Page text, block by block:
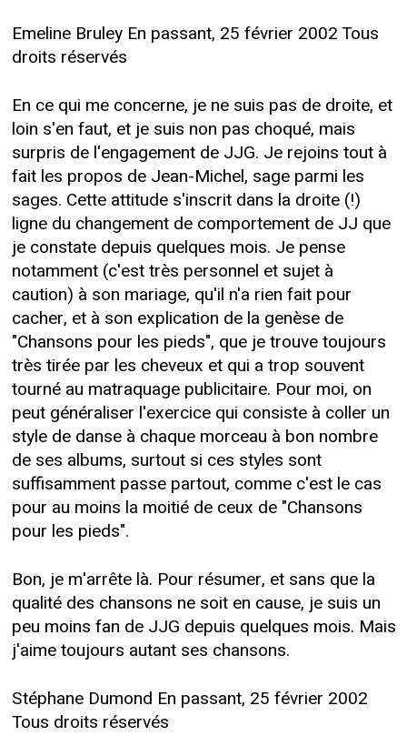
Emeline Bruley En passant, 25 février 2002 Tous
droits réservés
En ce qui me concerne, je ne suis pas de droite, et
loin s'en faut, et je suis non pas choqué, mais
surpris de l'engagement de JJG. Je rejoins tout à
fait les propos de Jean-Michel, sage parmi les
sages. Cette attitude s'inscrit dans la droite (!)
ligne du changement de comportement de JJ que
je constate depuis quelques mois. Je pense
notamment (c'est très personnel et sujet à
caution) à son mariage, qu'il n'a rien fait pour
cacher, et à son explication de la genèse de
"Chansons pour les pieds", que je trouve toujours
très tirée par les cheveux et qui a trop souvent
tourné au matraquage publicitaire. Pour moi, on
peut généraliser l'exercice qui consiste à coller un
style de danse à chaque morceau à bon nombre
de ses albums, surtout si ces styles sont
suffisamment passe partout, comme c'est le cas
pour au moins la moitié de ceux de "Chansons
pour les pieds".
Bon, je m'arrête là. Pour résumer, et sans que la
qualité des chansons ne soit en cause, je suis un
peu moins fan de JJG depuis quelques mois. Mais
j'aime toujours autant ses chansons.
Stéphane Dumond En passant, 25 février 2002
Tous droits réservés